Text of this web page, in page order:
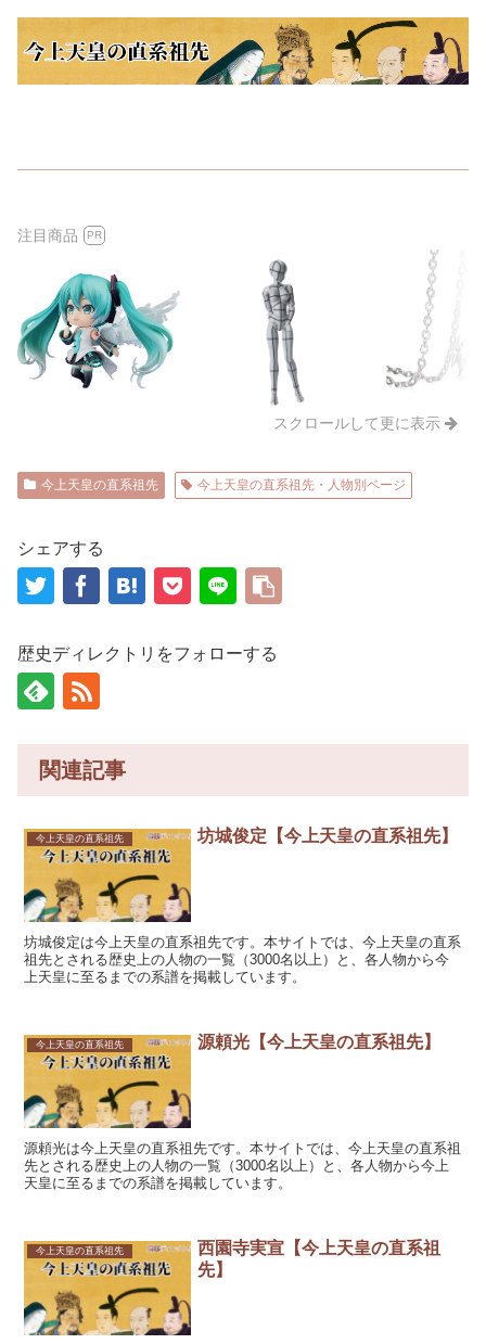
注目商品 PR
スクロールして更に表示
今上天皇の直系祖先 今上天皇の直系祖先・人物別ページ
シェアする
歴史ディレクトリをフォローする
関連記事
今上天皇の直系祖先 坊城俊定【今上天皇の直系祖先】
坊城俊定は今上天皇の直系祖先です。本サイトでは、今上天皇の直系
祖先とされる歴史上の人物の一覧（3000名以上）と、各人物から今
上天皇に至るまでの系譜を掲載しています。
今上天皇の直系祖先 源頼光【今上天皇の直系祖先】
源頼光は今上天皇の直系祖先です。本サイトでは、今上天皇の直系祖
先とされる歴史上の人物の一覧（3000名以上）と、各人物から今上
天皇に至るまでの系譜を掲載しています。
今上天皇の直系祖先
西園寺実宣【今上天皇の直系祖
先】